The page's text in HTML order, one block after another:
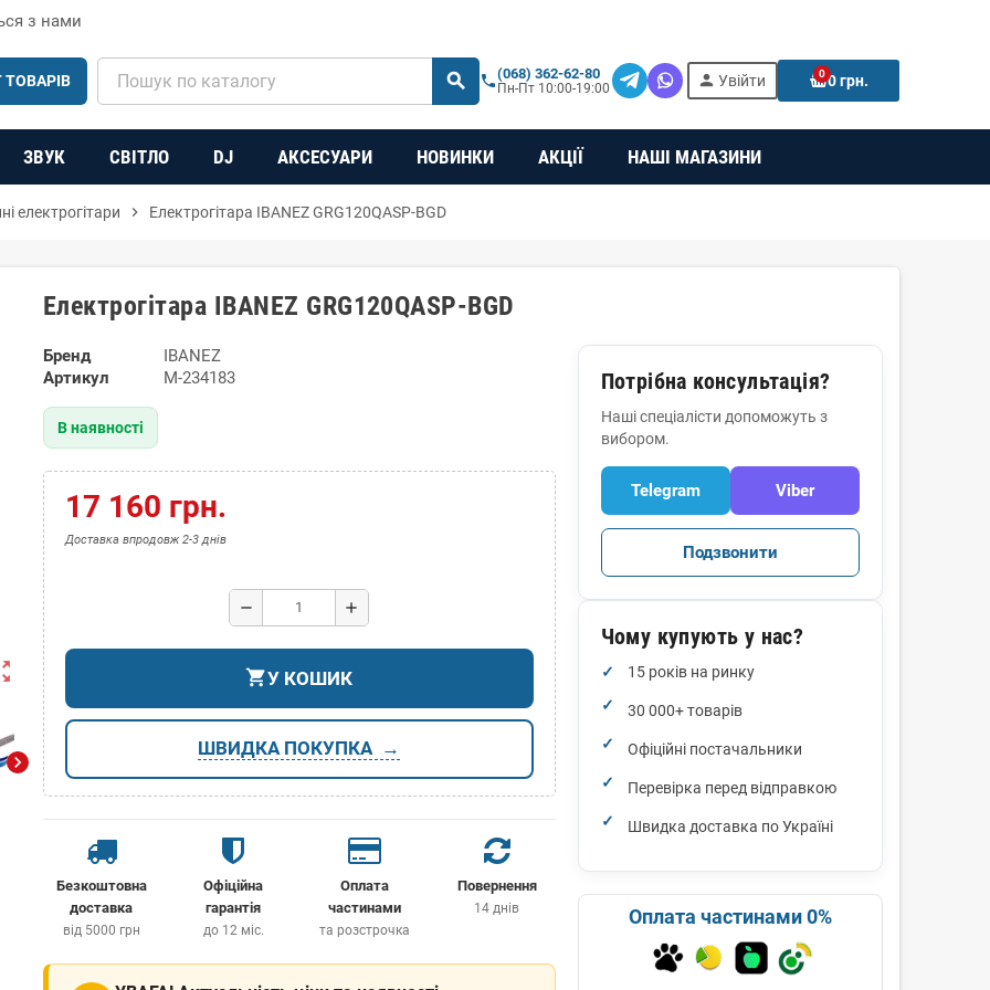
з нами
ТОВАРІВ search person Увійти 00 грн.
phone(068) 362-62-80
Пн-Пт 10:00-19:00
ЗВУК СВІТЛО DJ АКСЕСУАРИ НОВИНКИ АКЦІЇ НАШІ МАГАЗИНИ
електрогітари chevron_right Електрогітара IBANEZ GRG120QASP-BGD
chevron_right
Електрогітара IBANEZ GRG120QASP-BGD
Бренд
IBANEZ
Артикул
M-234183
В наявності
17 160 грн.
Доставка впродовж 2-3 днів
remove add
shopping_cartУ КОШИК
ШВИДКА ПОКУПКА
Безкоштовна
доставка
від 5000 грн
Офіційна
гарантія
до 12 міс.
Оплата
частинами
та розстрочка
Повернення
14 днів
Потрібна консультація?
Наші спеціалісти допоможуть з
вибором.
Telegram Viber
Подзвонити
Чому купують у нас?
15 років на ринку
30 000+ товарів
Офіційні постачальники
Перевірка перед відправкою
Швидка доставка по Україні
Оплата частинами 0%